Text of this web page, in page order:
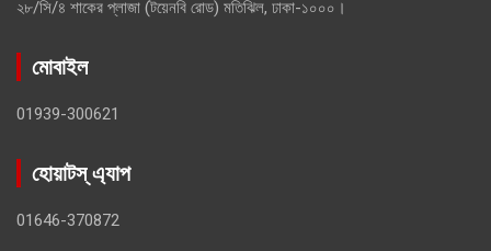
২৮/সি/৪ শাকের প্লাজা (টয়েনবি রোড) মতিঝিল, ঢাকা-১০০০।
মোবাইল
01939-300621
হোয়াটস্ এ্যাপ
01646-370872